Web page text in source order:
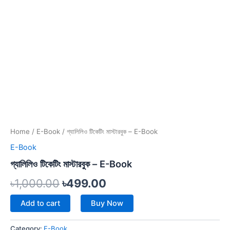
Home / E-Book / গ্যালিলিও টিকেটিং মাস্টারবুক – E-Book
E-Book
গ্যালিলিও টিকেটিং মাস্টারবুক – E-Book
৳1,000.00৳499.00
Add to cart Buy Now